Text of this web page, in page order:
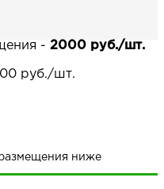
НАМ
- 2000 руб./шт.
руб./шт.
ниже